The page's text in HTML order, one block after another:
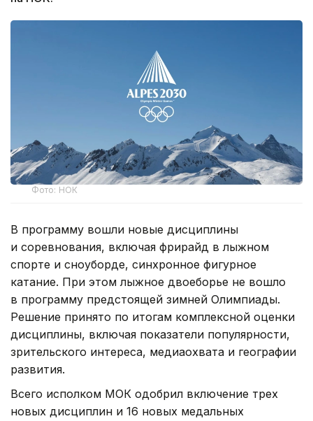
Фото: НОК
В программу вошли новые дисциплины
и соревнования, включая фрирайд в лыжном
спорте и сноуборде, синхронное фигурное
катание. При этом лыжное двоеборье не вошло
в программу предстоящей зимней Олимпиады.
Решение принято по итогам комплексной оценки
дисциплины, включая показатели популярности,
зрительского интереса, медиаохвата и географии
развития.
Всего исполком МОК одобрил включение трех
новых дисциплин и 16 новых медальных